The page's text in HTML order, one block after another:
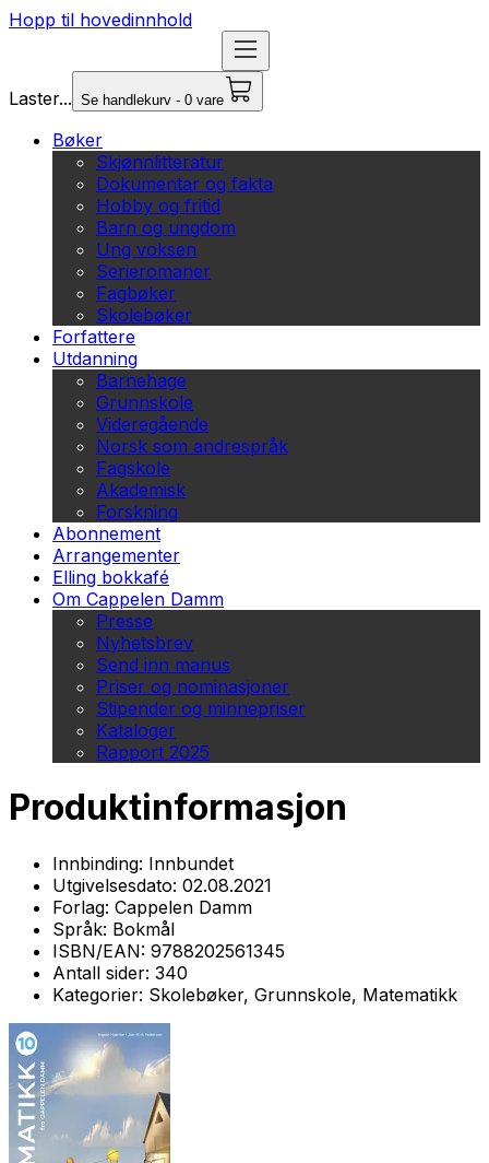
Hopp til hovedinnhold
Laster... Se handlekurv - 0 vare
Bøker
Skjønnlitteratur
Dokumentar og fakta
Hobby og fritid
Barn og ungdom
Ung voksen
Serieromaner
Fagbøker
Skolebøker
Forfattere
Utdanning
Barnehage
Grunnskole
Videregående
Norsk som andrespråk
Fagskole
Akademisk
Forskning
Abonnement
Arrangementer
Elling bokkafé
Om Cappelen Damm
Presse
Nyhetsbrev
Send inn manus
Priser og nominasjoner
Stipender og minnepriser
Kataloger
Rapport 2025
Produktinformasjon
Innbinding: Innbundet
Utgivelsesdato: 02.08.2021
Forlag: Cappelen Damm
Språk: Bokmål
ISBN/EAN: 9788202561345
Antall sider: 340
Kategorier: Skolebøker, Grunnskole, Matematikk